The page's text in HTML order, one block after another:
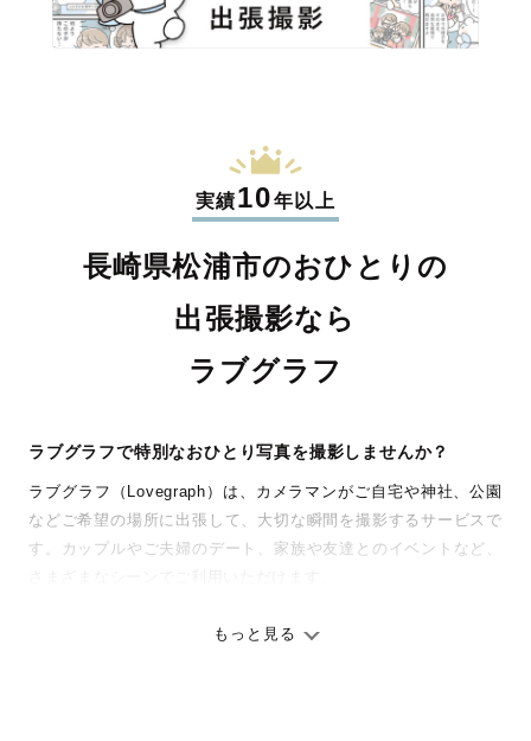
実績10年以上
長崎県松浦市のおひとりの
出張撮影なら
ラブグラフ
ラブグラフで特別なおひとり写真を撮影しませんか？
ラブグラフ（Lovegraph）は、カメラマンがご自宅や神社、公園
などご希望の場所に出張して、大切な瞬間を撮影するサービスで
す。カップルやご夫婦のデート、家族や友達とのイベントなど、
ありのままの空気感を大切に、何十年経っても見返したくなるよ
もっと見る